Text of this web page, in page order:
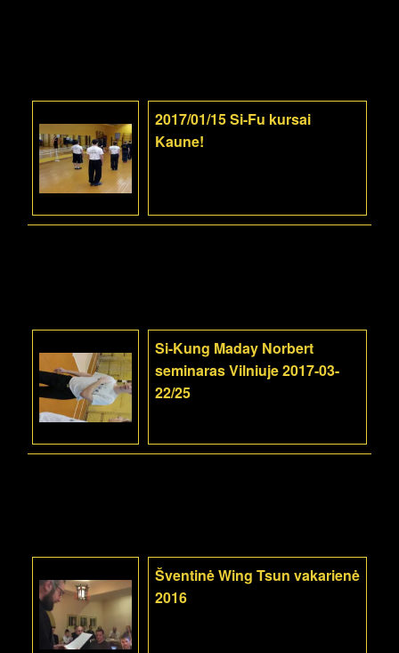
2017/01/15 Si-Fu kursai
Kaune!
Si-Kung Maday Norbert
seminaras Vilniuje 2017-03-
22/25
Šventinė Wing Tsun vakarienė
2016